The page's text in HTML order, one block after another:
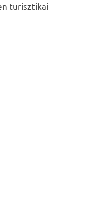
turisztikai